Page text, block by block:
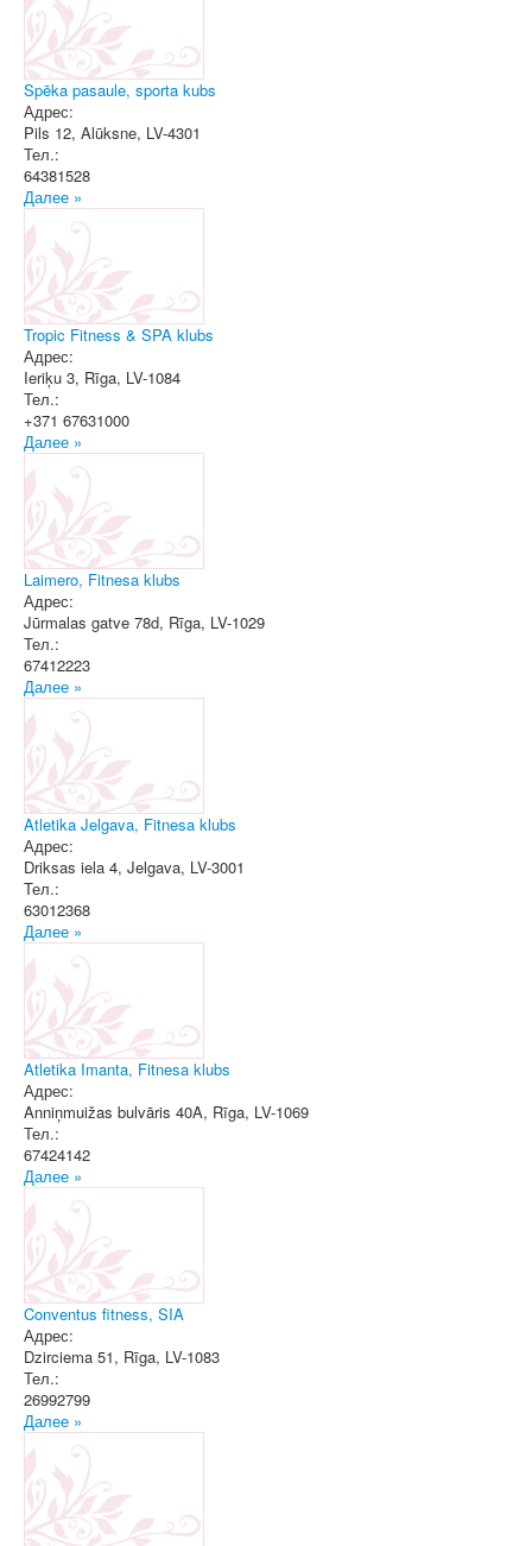
Spēka pasaule, sporta kubs
Адрес:
Pils 12, Alūksne, LV-4301
Тел.:
64381528
Далее »
Tropic Fitness & SPA klubs
Адрес:
Ieriķu 3, Rīga, LV-1084
Тел.:
+371 67631000
Далее »
Laimero, Fitnesa klubs
Адрес:
Jūrmalas gatve 78d, Rīga, LV-1029
Тел.:
67412223
Далее »
Atletika Jelgava, Fitnesa klubs
Адрес:
Driksas iela 4, Jelgava, LV-3001
Тел.:
63012368
Далее »
Atletika Imanta, Fitnesa klubs
Адрес:
Anniņmuižas bulvāris 40A, Rīga, LV-1069
Тел.:
67424142
Далее »
Conventus fitness, SIA
Адрес:
Dzirciema 51, Rīga, LV-1083
Тел.:
26992799
Далее »